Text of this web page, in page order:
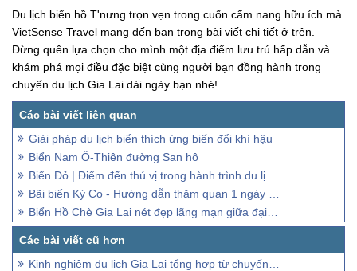
Du lịch biển hồ T'nưng trọn vẹn trong cuốn cẩm nang hữu ích mà
VietSense Travel mang đến bạn trong bài viết chi tiết ở trên.
Đừng quên lựa chọn cho mình một địa điểm lưu trú hấp dẫn và
khám phá mọi điều đặc biệt cùng người bạn đồng hành trong
chuyến du lịch Gia Lai dài ngày bạn nhé!
Giải pháp du lịch biển thích ứng biến đổi khí hậu
Biển Nam Ô-Thiên đường San hô
Biển Đỏ | Điểm đến thú vị trong hành trình du lịch Ai Cập
Bãi biển Kỳ Co - Hướng dẫn thăm quan 1 ngày chi tiết 2023
Biển Hồ Chè Gia Lai nét đẹp lãng mạn giữa đại ngàn
Kinh nghiệm du lịch Gia Lai tổng hợp từ chuyến đi thực tế